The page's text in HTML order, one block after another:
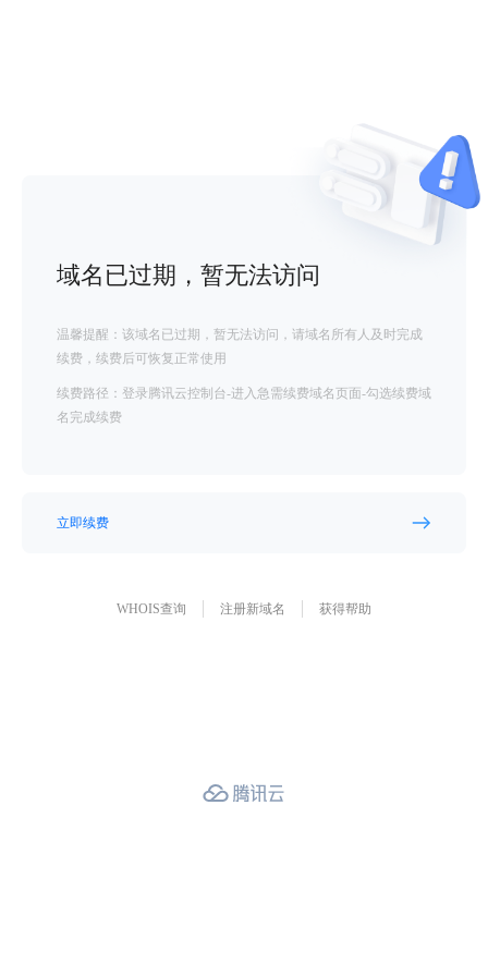
域名已过期，暂无法访问
温馨提醒：该域名已过期，暂无法访问，请域名所有人及时完成
续费，续费后可恢复正常使用
续费路径：登录腾讯云控制台-进入急需续费域名页面-勾选续费域
名完成续费
立即续费
WHOIS查询 注册新域名 获得帮助